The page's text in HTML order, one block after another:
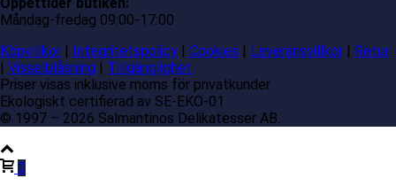
Måndag-fredag 09:00-17:00
Köpvillkor | Integritetspolicy | Cookies | Leveransvillkor | Retur
| Visselblåsning | Tillgänglighet
Priser visas inklusive moms för privatkunder.
Ekologiskt certifierad av SE-EKO-01
© 1997 – 2026 Salmantinos Delikatesser AB.
0